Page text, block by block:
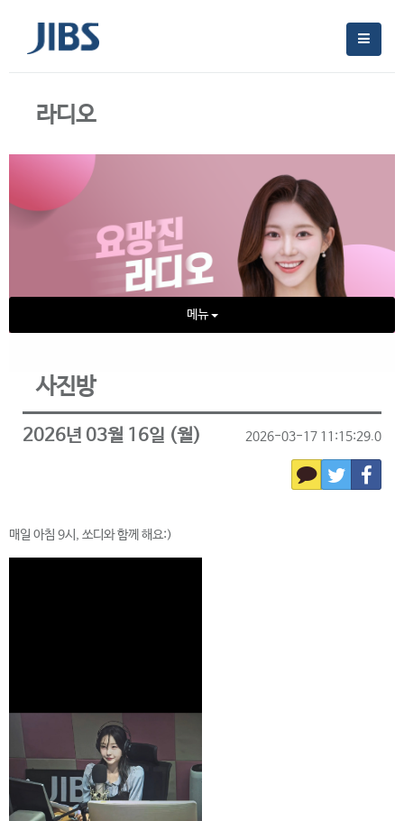
라디오
메뉴
사진방
2026년 03월 16일 (월) 2026-03-17 11:15:29.0
매일 아침 9시, 쏘디와 함께 해요:)